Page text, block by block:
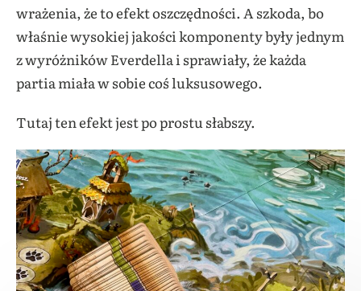
wrażenia, że to efekt oszczędności. A szkoda, bo
właśnie wysokiej jakości komponenty były jednym
z wyróżników Everdella i sprawiały, że każda
partia miała w sobie coś luksusowego.
Tutaj ten efekt jest po prostu słabszy.